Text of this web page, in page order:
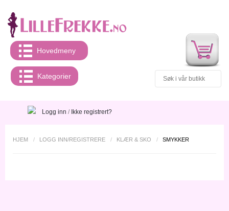
Hovedmeny
Kategorier
Logg inn / Ikke registrert?
HJEM / LOGG INN/REGISTRERE / KLÆR & SKO / SMYKKER